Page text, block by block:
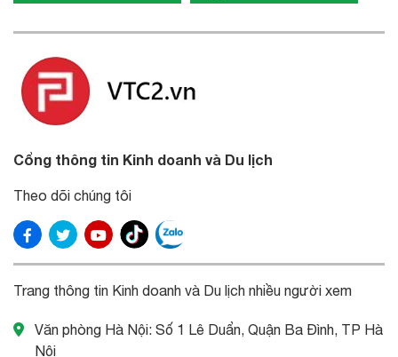
Cổng thông tin Kinh doanh và Du lịch
Theo dõi chúng tôi
Trang thông tin Kinh doanh và Du lịch nhiều người xem
Văn phòng Hà Nội: Số 1 Lê Duẩn, Quận Ba Đình, TP Hà
Nội